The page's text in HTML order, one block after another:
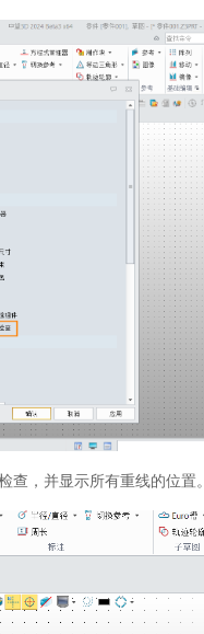
查，并显示所有重线的位置。